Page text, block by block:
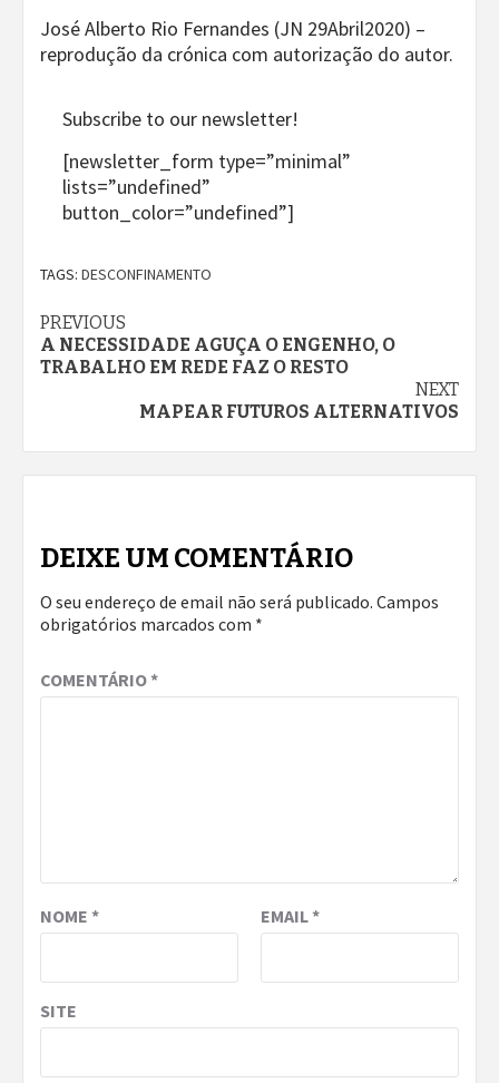
José Alberto Rio Fernandes (JN 29Abril2020) –
reprodução da crónica com autorização do autor.
Subscribe to our newsletter!
[newsletter_form type=”minimal”
lists=”undefined”
button_color=”undefined”]
TAGS: DESCONFINAMENTO
Continue
Reading
PREVIOUS
A NECESSIDADE AGUÇA O ENGENHO, O
TRABALHO EM REDE FAZ O RESTO
NEXT
MAPEAR FUTUROS ALTERNATIVOS
DEIXE UM COMENTÁRIO
O seu endereço de email não será publicado. Campos
obrigatórios marcados com *
COMENTÁRIO*
NOME * EMAIL*
SITE